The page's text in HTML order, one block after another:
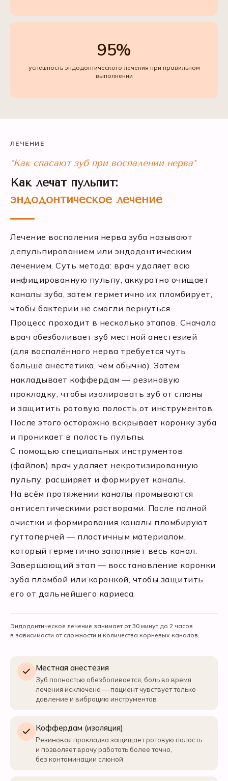
95%
успешность эндодонтического лечения при правильном
выполнении
ЛЕЧЕНИЕ
*Как спасают зуб при воспалении нерва*
Как лечат пульпит:
эндодонтическое лечение
Лечение воспаления нерва зуба называют
депульпированием или эндодонтическим
лечением. Суть метода: врач удаляет всю
инфицированную пульпу, аккуратно очищает
каналы зуба, затем герметично их пломбирует,
чтобы бактерии не смогли вернуться.
Процесс проходит в несколько этапов. Сначала
врач обезболивает зуб местной анестезией
(для воспалённого нерва требуется чуть
больше анестетика, чем обычно). Затем
накладывает коффердам — резиновую
прокладку, чтобы изолировать зуб от слюны
и защитить ротовую полость от инструментов.
После этого осторожно вскрывает коронку зуба
и проникает в полость пульпы.
С помощью специальных инструментов
(файлов) врач удаляет некротизированную
пульпу, расширяет и формирует каналы.
На всём протяжении каналы промываются
антисептическими растворами. После полной
очистки и формирования каналы пломбируют
гуттаперчей — пластичным материалом,
который герметично заполняет весь канал.
Завершающий этап — восстановление коронки
зуба пломбой или коронкой, чтобы защитить
его от дальнейшего кариеса.
Эндодонтическое лечение занимает от 30 минут до 2 часов
в зависимости от сложности и количества корневых каналов.
Местная анестезия
Зуб полностью обезболивается, боль во время
лечения исключена — пациент чувствует только
давление и вибрацию инструментов
Коффердам (изоляция)
Резиновая прокладка защищает ротовую полость
и позволяет врачу работать более точно,
без контаминации слюной